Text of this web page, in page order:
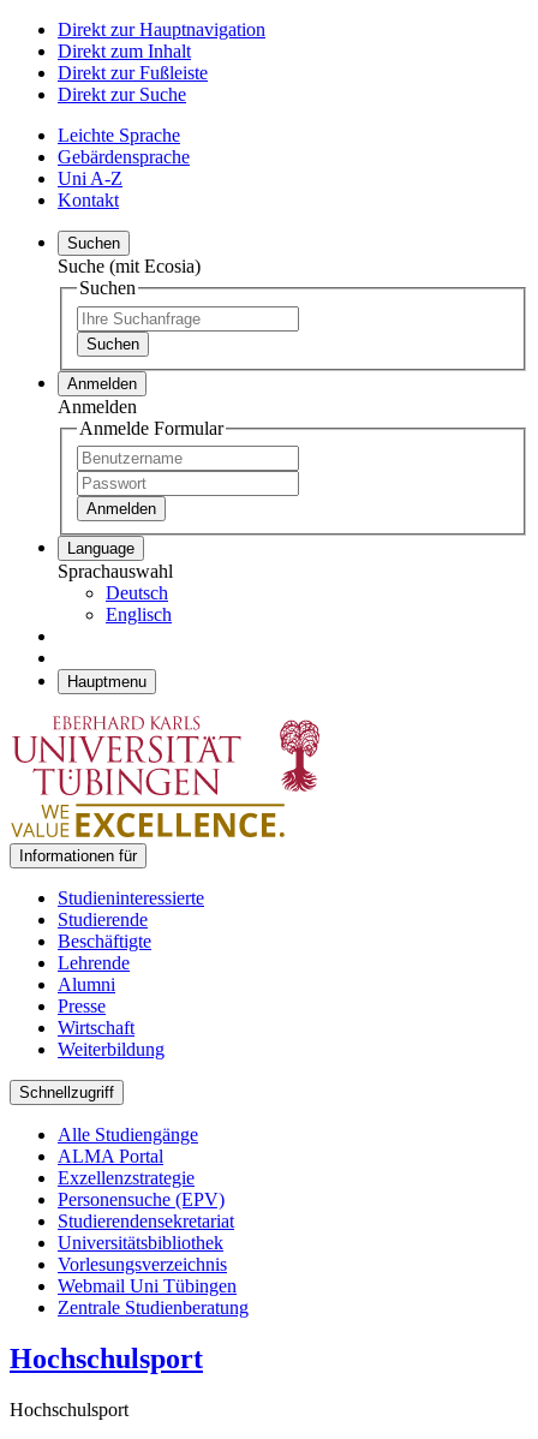
Direkt zur Hauptnavigation
Direkt zum Inhalt
Direkt zur Fußleiste
Direkt zur Suche
Leichte Sprache
Gebärdensprache
Uni A-Z
Kontakt
Suchen
Suche (mit Ecosia)
Suchen
Suchen
Anmelden
Anmelden
Anmelde Formular
Anmelden
Language
Sprachauswahl
Deutsch
Englisch
Hauptmenu
Informationen für
Studieninteressierte
Studierende
Beschäftigte
Lehrende
Alumni
Presse
Wirtschaft
Weiterbildung
Schnellzugriff
Alle Studiengänge
ALMA Portal
Exzellenzstrategie
Personensuche (EPV)
Studierendensekretariat
Universitätsbibliothek
Vorlesungsverzeichnis
Webmail Uni Tübingen
Zentrale Studienberatung
Hochschulsport
Hochschulsport